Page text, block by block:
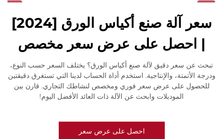
سعر آلة صنع أكياس الورق [2024]
| احصل على عرض سعر مخصص
تبحث عن سعر دقيق لآلة صنع أكياس الورق؟ يختلف السعر حسب النوع،
ودرجة الأتمتة، والإنتاجية. استخدم أداة الحساب لدينا التي تستغرق دقيقتين
للحصول على عرض سعر فوري ومخصص لنشاطك التجاري. قارن بين
الموديلات وابحث عن الآلة ذات العائد الأفضل اليوم!
احصل على عرض سعر